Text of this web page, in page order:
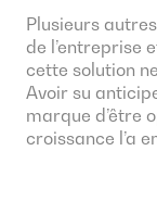
Plusieurs
de l’entreprise
cette solution
Avoir su
marque d’être
croissance l’a